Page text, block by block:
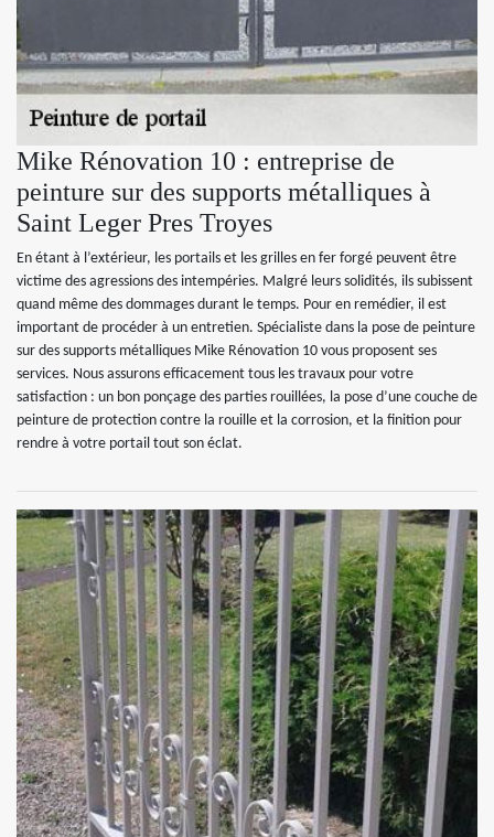
Mike Rénovation 10 : entreprise de
peinture sur des supports métalliques à
Saint Leger Pres Troyes
En étant à l’extérieur, les portails et les grilles en fer forgé peuvent être
victime des agressions des intempéries. Malgré leurs solidités, ils subissent
quand même des dommages durant le temps. Pour en remédier, il est
important de procéder à un entretien. Spécialiste dans la pose de peinture
sur des supports métalliques Mike Rénovation 10 vous proposent ses
services. Nous assurons efficacement tous les travaux pour votre
satisfaction : un bon ponçage des parties rouillées, la pose d’une couche de
peinture de protection contre la rouille et la corrosion, et la finition pour
rendre à votre portail tout son éclat.